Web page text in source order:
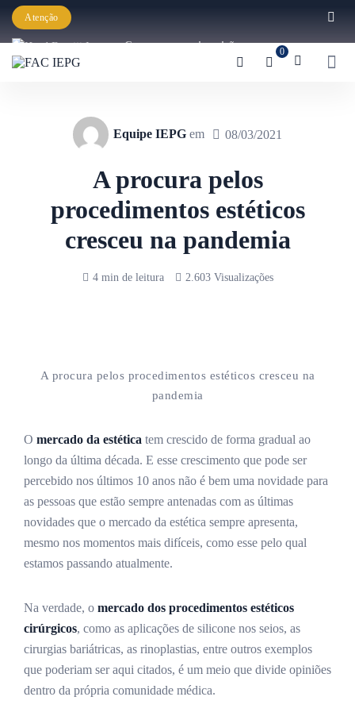
Atenção
Começaram as inscrições para a
Graduação IEPG 2026!
0
Equipe IEPG em 08/03/2021
A procura pelos
procedimentos estéticos
cresceu na pandemia
4 min de leitura 2.603 Visualizações
A procura pelos procedimentos estéticos cresceu na
pandemia
O mercado da estética tem crescido de forma gradual ao
longo da última década. E esse crescimento que pode ser
percebido nos últimos 10 anos não é bem uma novidade para
as pessoas que estão sempre antenadas com as últimas
novidades que o mercado da estética sempre apresenta,
mesmo nos momentos mais difíceis, como esse pelo qual
estamos passando atualmente.
Na verdade, o mercado dos procedimentos estéticos
cirúrgicos, como as aplicações de silicone nos seios, as
cirurgias bariátricas, as rinoplastias, entre outros exemplos
que poderiam ser aqui citados, é um meio que divide opiniões
dentro da própria comunidade médica.